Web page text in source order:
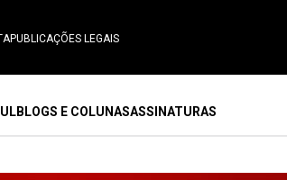
PUBLICAÇÕES LEGAIS
BLOGS E COLUNASASSINATURAS